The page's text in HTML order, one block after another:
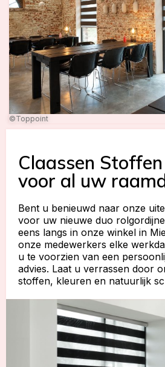
©Toppoint
Claassen
voor al uw
Bent u benieuwd naar onze
voor uw nieuwe duo
eens langs in onze winkel in
onze medewerkers elke
u te voorzien van een
advies. Laat u verrassen door
stoffen, kleuren en natuurlijk